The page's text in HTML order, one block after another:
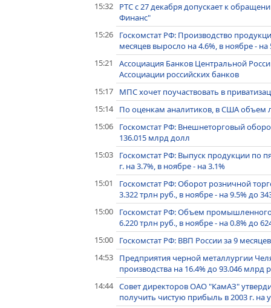
15:32
РТС с 27 декабря допускает к
Финанс"
15:26
Госкомстат РФ: Производство
месяцев выросло на 4.6%, в ноябре - на
15:21
Ассоциация Банков Центральной
Ассоциации российских банков
15:17
МПС хочет поучаствовать в
15:14
По оценкам аналитиков, в США объем
15:06
Госкомстат РФ: Внешнеторговый
136.015 млрд долл
15:03
Госкомстат РФ: Выпуск продукции по
г. на 3.7%, в ноябре - на 3.1%
15:01
Госкомстат РФ: Оборот розничной
3.322 трлн руб., в ноябре - на 9.5% до
15:00
Госкомстат РФ: Объем промышленного
6.220 трлн руб., в ноябре - на 0.8% до
15:00
Госкомстат РФ: ВВП России за 9
14:53
Предприятия черной металлургии
производства на 16.4% до 93.046 млрд
14:44 Совет директоров ОАО "КамАЗ"
получить чистую прибыль в 2003 г. на